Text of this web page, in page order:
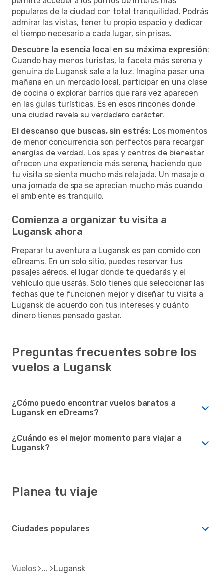
populares de la ciudad con total tranquilidad. Podrás
admirar las vistas, tener tu propio espacio y dedicar
el tiempo necesario a cada lugar, sin prisas.
Descubre la esencia local en su máxima expresión:
Cuando hay menos turistas, la faceta más serena y
genuina de Lugansk sale a la luz. Imagina pasar una
mañana en un mercado local, participar en una clase
de cocina o explorar barrios que rara vez aparecen
en las guías turísticas. Es en esos rincones donde
una ciudad revela su verdadero carácter.
El descanso que buscas, sin estrés: Los momentos
de menor concurrencia son perfectos para recargar
energías de verdad. Los spas y centros de bienestar
ofrecen una experiencia más serena, haciendo que
tu visita se sienta mucho más relajada. Un masaje o
una jornada de spa se aprecian mucho más cuando
el ambiente es tranquilo.
Comienza a organizar tu visita a
Lugansk ahora
Preparar tu aventura a Lugansk es pan comido con
eDreams. En un solo sitio, puedes reservar tus
pasajes aéreos, el lugar donde te quedarás y el
vehículo que usarás. Solo tienes que seleccionar las
fechas que te funcionen mejor y diseñar tu visita a
Lugansk de acuerdo con tus intereses y cuánto
dinero tienes pensado gastar.
Preguntas frecuentes sobre los
vuelos a Lugansk
¿Cómo puedo encontrar vuelos baratos a
Lugansk en eDreams?
¿Cuándo es el mejor momento para viajar a
Lugansk?
Planea tu viaje
Ciudades populares
Vuelos Lugansk